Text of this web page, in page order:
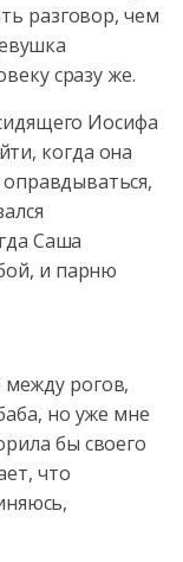
разговор, чем
сразу же.
Иосифа
когда она
Саша
и парню
между рогов,
но уже мне
бы своего
что